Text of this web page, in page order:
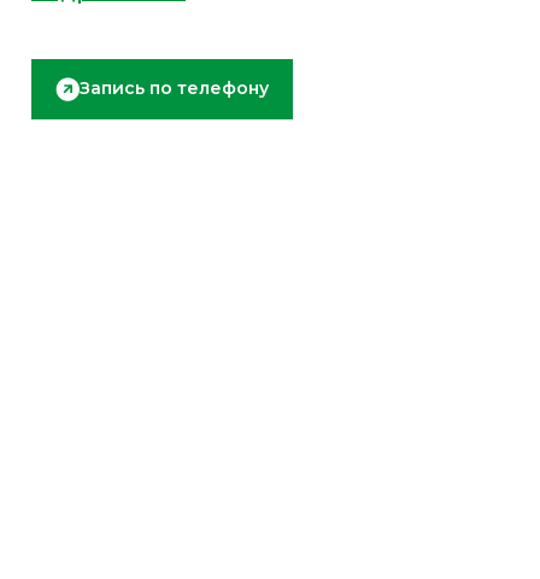
Запись по телефону